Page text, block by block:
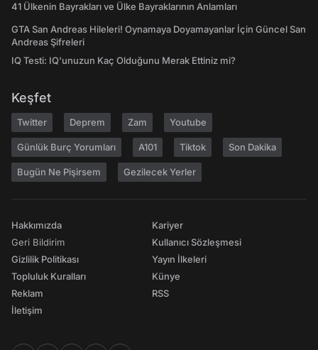
41 Ülkenin Bayrakları ve Ülke Bayraklarının Anlamları
GTA San Andreas Hileleri! Oynamaya Doyamayanlar İçin Güncel San
Andreas Şifreleri
IQ Testi: IQ'unuzun Kaç Olduğunu Merak Ettiniz mi?
Keşfet
Twitter Deprem Zam Youtube
Günlük Burç Yorumları A101 Tiktok Son Dakika
Bugün Ne Pişirsem Gezilecek Yerler
Hakkımızda
Geri Bildirim
Gizlilik Politikası
Topluluk Kuralları
Reklam
İletişim
Kariyer
Kullanıcı Sözleşmesi
Yayın İlkeleri
Künye
RSS